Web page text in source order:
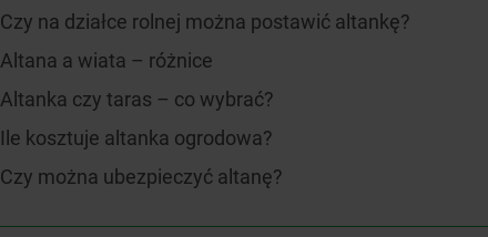
Czy na działce rolnej można postawić altankę?
Altana a wiata – różnice
Altanka czy taras – co wybrać?
Ile kosztuje altanka ogrodowa?
Czy można ubezpieczyć altanę?